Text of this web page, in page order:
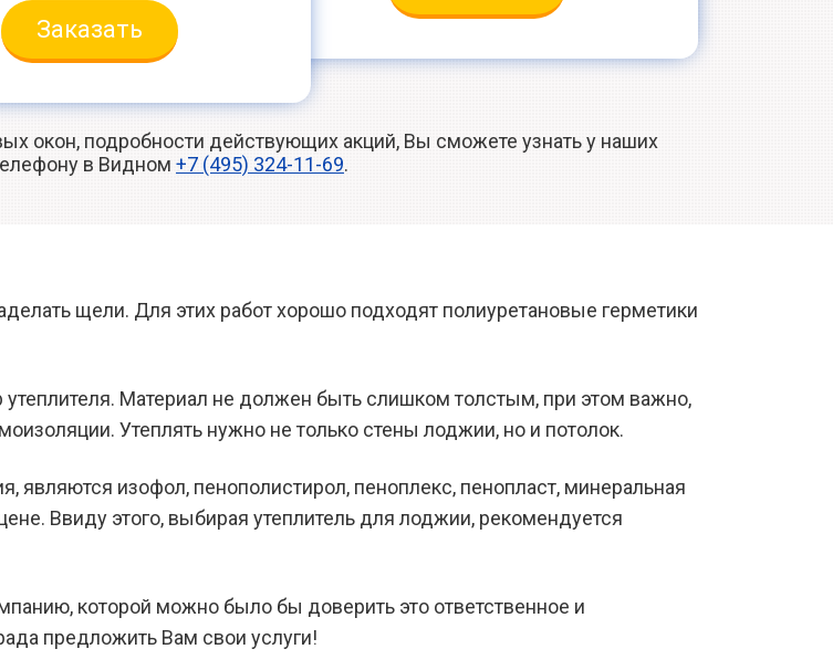
Заказать
окон, подробности действующих акций, Вы сможете узнать у наших
в Видном +7 (495) 324-11-69.
щели. Для этих работ хорошо подходят полиуретановые герметики
Материал не должен быть слишком толстым, при этом важно,
Утеплять нужно не только стены лоджии, но и потолок.
изофол, пенополистирол, пеноплекс, пенопласт, минеральная
Ввиду этого, выбирая утеплитель для лоджии, рекомендуется
которой можно было бы доверить это ответственное и
предложить Вам свои услуги!